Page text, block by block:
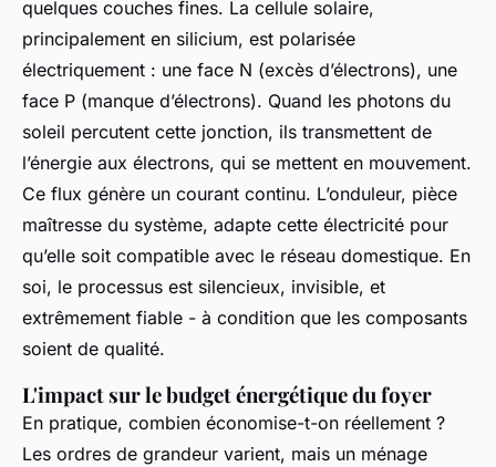
quelques couches fines. La cellule solaire,
principalement en silicium, est polarisée
électriquement : une face N (excès d’électrons), une
face P (manque d’électrons). Quand les photons du
soleil percutent cette jonction, ils transmettent de
l’énergie aux électrons, qui se mettent en mouvement.
Ce flux génère un courant continu. L’onduleur, pièce
maîtresse du système, adapte cette électricité pour
qu’elle soit compatible avec le réseau domestique. En
soi, le processus est silencieux, invisible, et
extrêmement fiable - à condition que les composants
soient de qualité.
L'impact sur le budget énergétique du foyer
En pratique, combien économise-t-on réellement ?
Les ordres de grandeur varient, mais un ménage